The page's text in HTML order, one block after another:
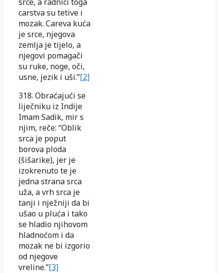
carstva su tetive i
mozak. Careva kuća
je srce, njegova
zemlja je tijelo, a
njegovi pomagači
su ruke, noge, oči,
usne, jezik i uši.”[2]
318. Obraćajući se
liječniku iz Indije
Imam Sadik, mir s
njim, reče: “Oblik
srca je poput
borova ploda
(šišarike), jer je
izokrenuto te je
jedna strana srca
uža, a vrh srca je
tanji i nježniji da bi
ušao u pluća i tako
se hladio njihovom
hladnoćom i da
mozak ne bi izgorio
od njegove
vreline.”[3]